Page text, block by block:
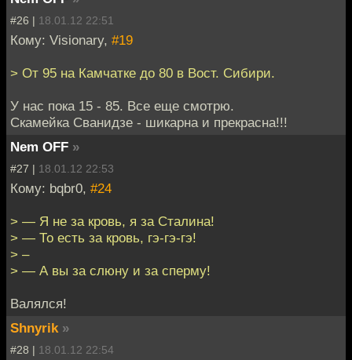
#26 | 18.01.12 22:51
Кому: Visionary, #19
> От 95 на Камчатке до 80 в Вост. Сибири.
У нас пока 15 - 85. Все еще смотрю.
Скамейка Сванидзе - шикарна и прекрасна!!!
Nem OFF »
#27 | 18.01.12 22:53
Кому: bqbr0, #24
> — Я не за кровь, я за Сталина!
> — То есть за кровь, гэ-гэ-гэ!
> –
> — А вы за слюну и за сперму!
Валялся!
Shnyrik »
#28 | 18.01.12 22:54